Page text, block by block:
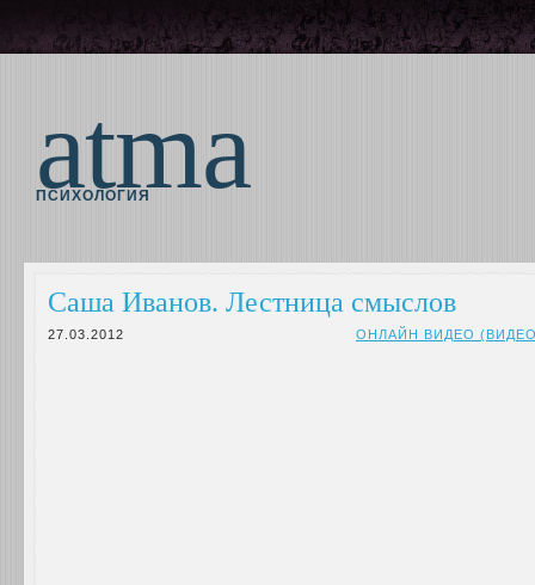
atma
ПСИХОЛОГИЯ
Саша Иванов. Лестница смыслов
27.03.2012 ОНЛАЙН ВИДЕО